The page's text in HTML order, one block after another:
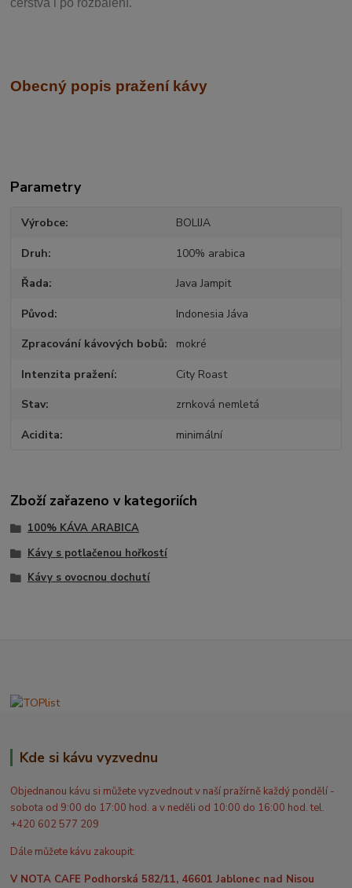
čerstvá i po rozbalení.
Obecný popis pražení kávy
Parametry
Výrobce BOLIJA
Druh 100% arabica
Řada Java Jampit
Původ Indonesia Jáva
Zpracování kávových bobů mokré
Intenzita pražení City Roast
Stav zrnková nemletá
Acidita minimální
Zboží zařazeno v kategoriích
100% KÁVA ARABICA
Kávy s potlačenou hořkostí
Kávy s ovocnou dochutí
Kde si kávu vyzvednu
Objednanou kávu si můžete vyzvednout v naší pražírně každý pondělí -
sobota od 9:00 do 17:00 hod. a v neděli od 10:00 do 16:00 hod. tel.
+420 602 577 209
Dále můžete kávu zakoupit:
V NOTA CAFE Podhorská 582/11, 46601 Jablonec nad Nisou